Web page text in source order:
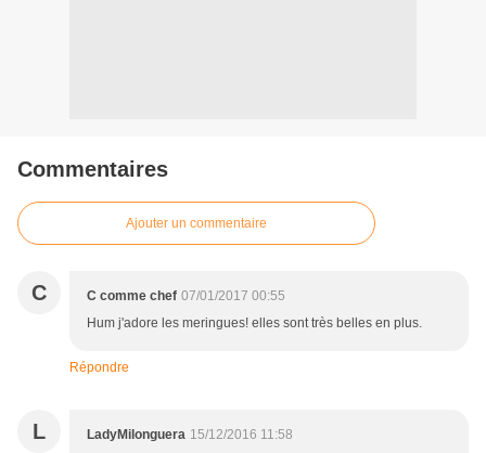
Commentaires
Ajouter un commentaire
C C comme chef 07/01/2017 00:55
Hum j'adore les meringues! elles sont très belles en plus.
Répondre
L LadyMilonguera 15/12/2016 11:58